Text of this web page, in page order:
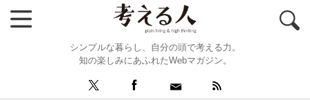
シンプルな暮らし、自分の頭で考える力。
知の楽しみにあふれたWebマガジン。